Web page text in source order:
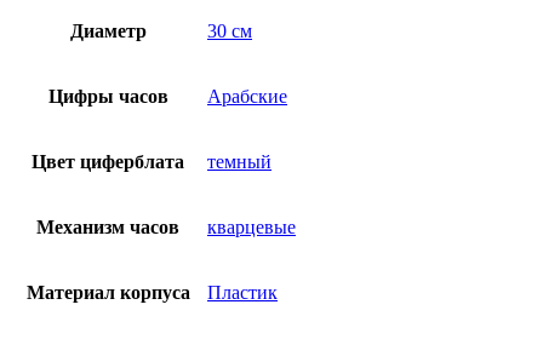
Диаметр 30 см
Цифры часов Арабские
Цвет циферблата темный
Механизм часов кварцевые
Материал корпуса Пластик